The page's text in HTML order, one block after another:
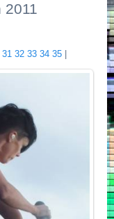
2011
31 32 33 34 35|